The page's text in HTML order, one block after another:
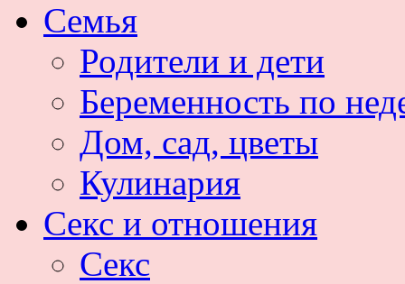
Семья
Родители и дети
Беременность по
Дом, сад, цветы
Кулинария
Секс и отношения
Секс